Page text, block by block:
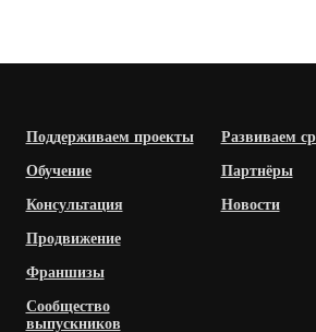
Поддерживаем проекты
Обучение
Консультация
Продвижение
Франшизы
Сообщество
выпускников
Развиваем
Партнёры
Новости